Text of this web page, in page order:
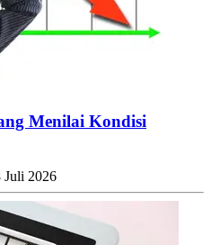
kerja#karyawan
ketenagakerjaan global